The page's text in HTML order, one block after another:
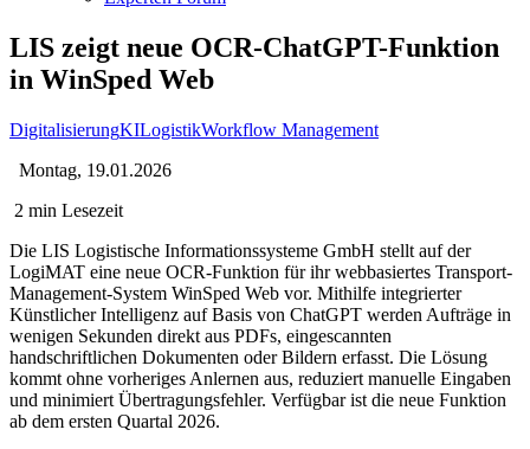
LIS zeigt neue OCR-ChatGPT-Funktion
in WinSped Web
DigitalisierungKILogistikWorkflow Management
Montag, 19.01.2026
2 min Lesezeit
Die LIS Logistische Informationssysteme GmbH stellt auf der
LogiMAT eine neue OCR-Funktion für ihr webbasiertes Transport-
Management-System WinSped Web vor. Mithilfe integrierter
Künstlicher Intelligenz auf Basis von ChatGPT werden Aufträge in
wenigen Sekunden direkt aus PDFs, eingescannten
handschriftlichen Dokumenten oder Bildern erfasst. Die Lösung
kommt ohne vorheriges Anlernen aus, reduziert manuelle Eingaben
und minimiert Übertragungsfehler. Verfügbar ist die neue Funktion
ab dem ersten Quartal 2026.